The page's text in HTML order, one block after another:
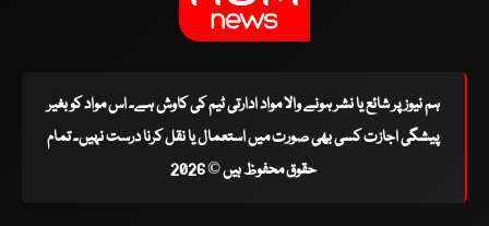
ہم نیوز پر شائع یا نشر ہونے والا مواد ادارتی ٹیم کی کاوش ہے۔ اس مواد کو بغیر
پیشگی اجازت کسی بھی صورت میں استعمال یا نقل کرنا درست نہیں۔ تمام
حقوق محفوظ ہیں © 2026